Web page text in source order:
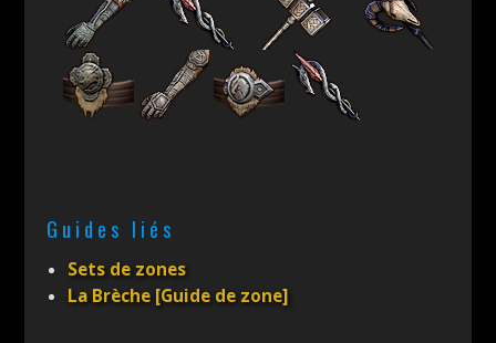
Guides liés
Sets de zones
La Brèche [Guide de zone]